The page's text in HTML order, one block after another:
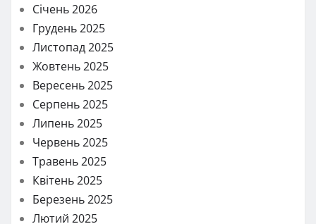
Січень 2026
Грудень 2025
Листопад 2025
Жовтень 2025
Вересень 2025
Серпень 2025
Липень 2025
Червень 2025
Травень 2025
Квітень 2025
Березень 2025
Лютий 2025